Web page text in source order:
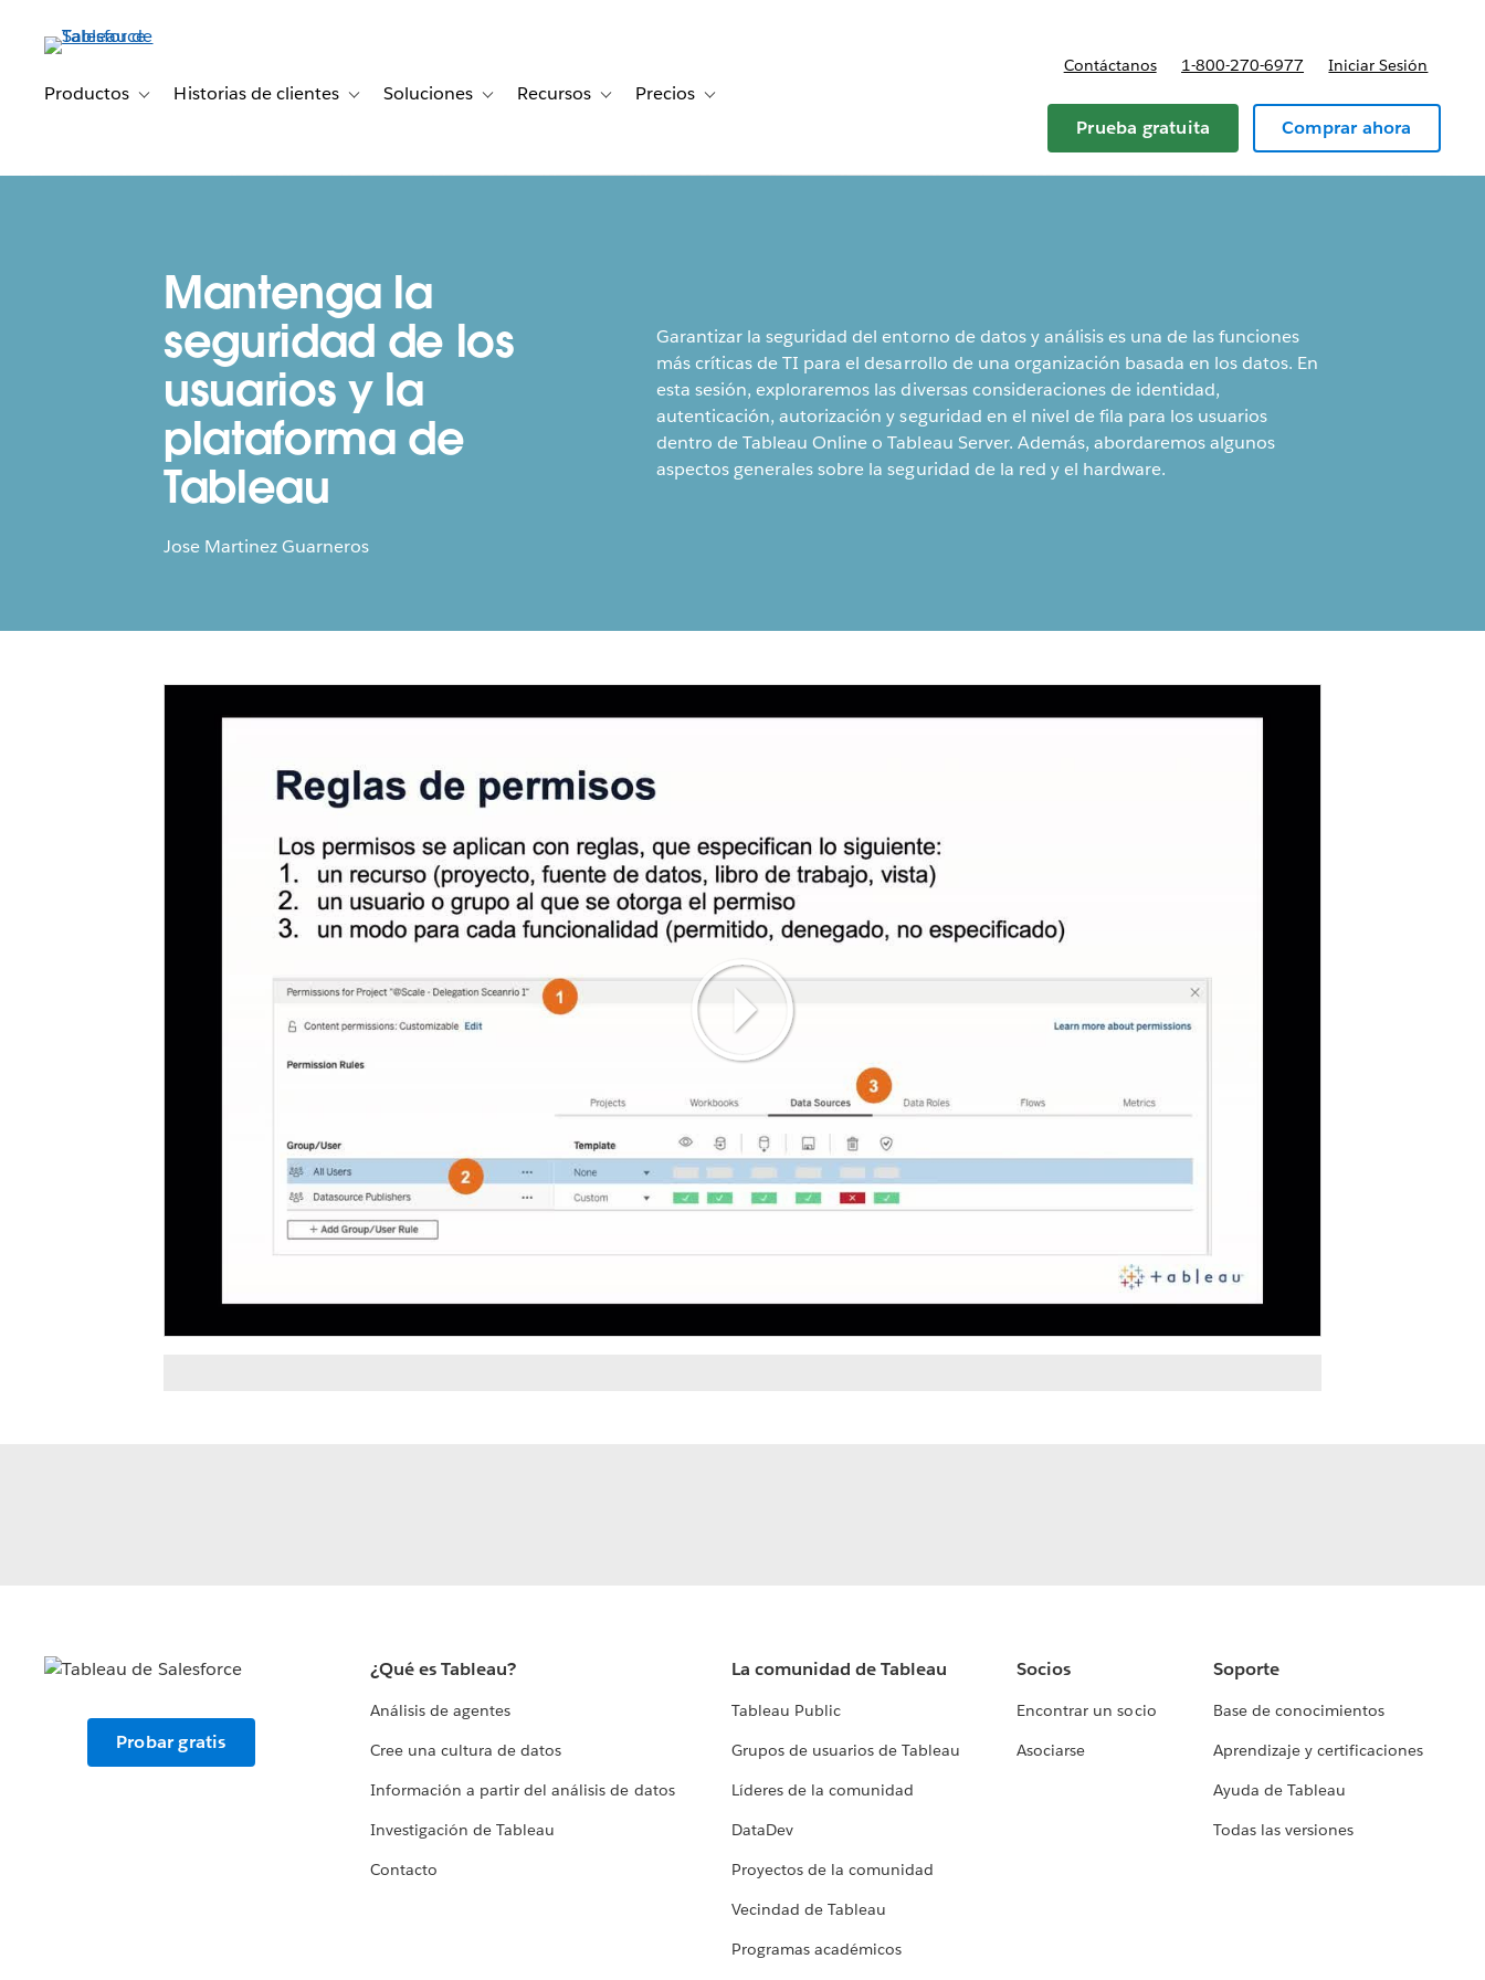
principalProductos Toggle sub-navigation for Productos
Historias de clientes Toggle sub-navigation for Historias de clientes
Soluciones Toggle sub-navigation for Soluciones
Recursos Toggle sub-navigation for Recursos
Precios Toggle sub-navigation for Precios
Contáctanos 1-800-270-6977 Iniciar Sesión
Prueba gratuita Comprar ahora
Mantenga la
seguridad de los
usuarios y la
plataforma de
Tableau
Jose Martinez Guarneros
Garantizar la seguridad del entorno de datos y análisis es una de las funciones
más críticas de TI para el desarrollo de una organización basada en los datos. En
esta sesión, exploraremos las diversas consideraciones de identidad,
autenticación, autorización y seguridad en el nivel de fila para los usuarios
dentro de Tableau Online o Tableau Server. Además, abordaremos algunos
aspectos generales sobre la seguridad de la red y el hardware.
Play
Video
Probar gratis
¿Qué es Tableau?
Análisis de agentes
Cree una cultura de datos
Información a partir del análisis de datos
Investigación de Tableau
Contacto
La comunidad de Tableau
Tableau Public
Grupos de usuarios de Tableau
Líderes de la comunidad
DataDev
Proyectos de la comunidad
Vecindad de Tableau
Programas académicos
Socios
Encontrar un socio
Asociarse
Soporte
Base de conocimientos
Aprendizaje y certificaciones
Ayuda de Tableau
Todas las versiones